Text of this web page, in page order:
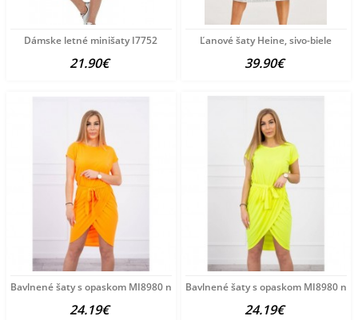
Dámske letné minišaty I7752
21.90€
Ľanové šaty Heine, sivo-biele
39.90€
Bavlnené šaty s opaskom MI8980 neónovo oranžové Univerzálna
24.19€
Bavlnené šaty s opaskom MI8980
24.19€